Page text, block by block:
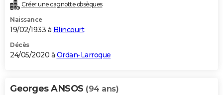
Créer une cagnotte obsèques
Naissance
19/02/1933 à Blincourt
Décès
24/05/2020 à Ordan-Larroque
Georges ANSOS (94 ans)